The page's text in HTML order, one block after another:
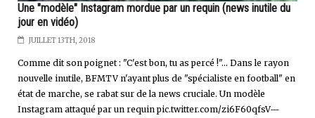
Une "modèle" Instagram mordue par un requin (news inutile du
jour en vidéo)
JUILLET 13TH, 2018
Comme dit son poignet : "C'est bon, tu as percé !"... Dans le rayon
nouvelle inutile, BFMTV n'ayant plus de "spécialiste en football" en
état de marche, se rabat sur de la news cruciale. Un modèle
Instagram attaqué par un requin pic.twitter.com/zi6F60qfsV—